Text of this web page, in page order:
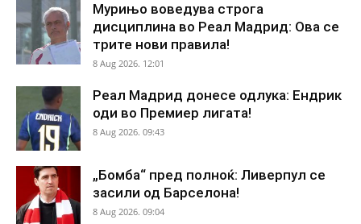
Мурињо воведува строга
дисциплина во Реал Мадрид: Ова се
трите нови правила!
8 Aug 2026. 12:01
Реал Мадрид донесе одлука: Ендрик
оди во Премиер лигата!
8 Aug 2026. 09:43
„Бомба“ пред полноќ: Ливерпул се
засили од Барселона!
8 Aug 2026. 09:04